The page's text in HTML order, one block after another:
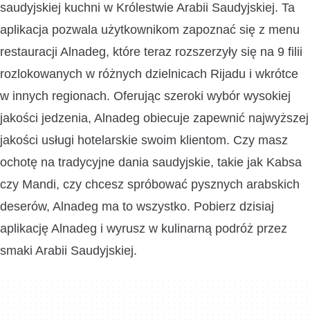
saudyjskiej kuchni w Królestwie Arabii Saudyjskiej. Ta
aplikacja pozwala użytkownikom zapoznać się z menu
restauracji Alnadeg, które teraz rozszerzyły się na 9 filii
rozlokowanych w różnych dzielnicach Rijadu i wkrótce
w innych regionach. Oferując szeroki wybór wysokiej
jakości jedzenia, Alnadeg obiecuje zapewnić najwyższej
jakości usługi hotelarskie swoim klientom. Czy masz
ochotę na tradycyjne dania saudyjskie, takie jak Kabsa
czy Mandi, czy chcesz spróbować pysznych arabskich
deserów, Alnadeg ma to wszystko. Pobierz dzisiaj
aplikację Alnadeg i wyrusz w kulinarną podróż przez
smaki Arabii Saudyjskiej.